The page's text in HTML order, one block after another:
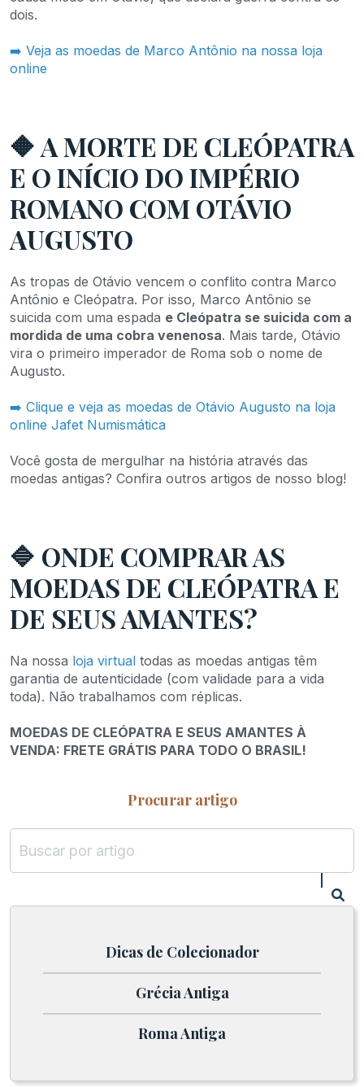
dois.
➡️ Veja as moedas de Marco Antônio na nossa loja
online
🔶 A MORTE DE CLEÓPATRA
E O INÍCIO DO IMPÉRIO
ROMANO COM OTÁVIO
AUGUSTO
As tropas de Otávio vencem o conflito contra Marco
Antônio e Cleópatra. Por isso, Marco Antônio se
suicida com uma espada e Cleópatra se suicida com a
mordida de uma cobra venenosa. Mais tarde, Otávio
vira o primeiro imperador de Roma sob o nome de
Augusto.
➡️ Clique e veja as moedas de Otávio Augusto na loja
online Jafet Numismática
Você gosta de mergulhar na história através das
moedas antigas? Confira outros artigos de nosso blog!
🔷 ONDE COMPRAR AS
MOEDAS DE CLEÓPATRA E
DE SEUS AMANTES?
Na nossa loja virtual todas as moedas antigas têm
garantia de autenticidade (com validade para a vida
toda). Não trabalhamos com réplicas.
MOEDAS DE CLEÓPATRA E SEUS AMANTES À
VENDA: FRETE GRÁTIS PARA TODO O BRASIL!
Procurar artigo
Dicas de Colecionador
Grécia Antiga
Roma Antiga